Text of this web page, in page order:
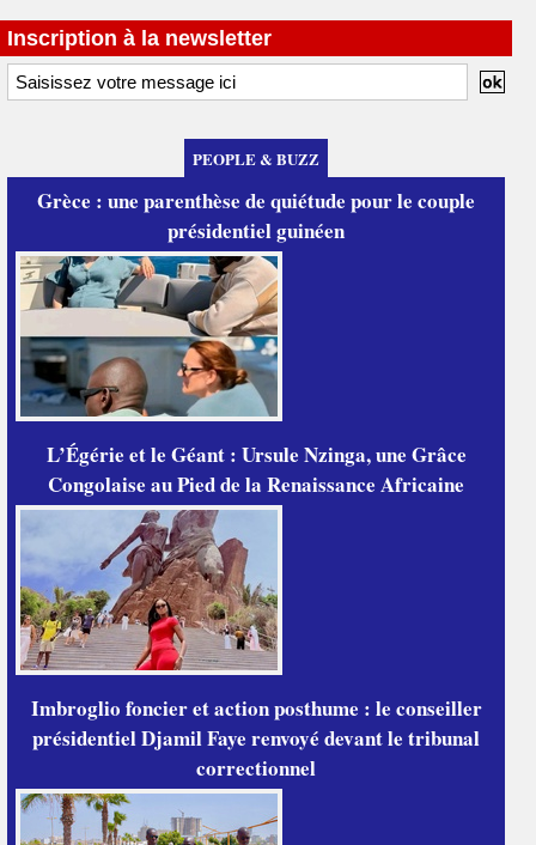
Inscription à la newsletter
PEOPLE & BUZZ
Grèce : une parenthèse de quiétude pour le couple
présidentiel guinéen
L’Égérie et le Géant : Ursule Nzinga, une Grâce
Congolaise au Pied de la Renaissance Africaine
Imbroglio foncier et action posthume : le conseiller
présidentiel Djamil Faye renvoyé devant le tribunal
correctionnel